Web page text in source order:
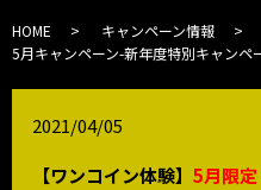
HOME
キャンペーン情報
5月キャンペーン-新年度特別キャンペ
2021/04/05
【ワンコイン体験】5月限